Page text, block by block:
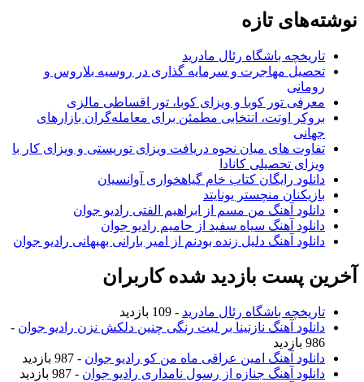
نوشته‌های تازه
تاریخچه باشگاه رئال مادرید
تحصیل مهاجرت و سرمایه گذاری در روسیه بلاروس و
رومانی
معرفی تور کوبا و ویزای کوبا، تور اقساطی مالزی
بروکر اوتت، انتخابی مطمئن برای معامله‌گران بازارهای
جهانی
تفاوت های میان نحوه دریافت ویزای توریستی و ویزای کار با
ویزای تحصیلی کانادا
دانلود رایگان کتاب خام گیاهخواری آوانسیان
بازیکنان منچستر یونایتد
دانلود آهنگ من مسم از ابراهیم الفتی رادیو جوان
دانلود آهنگ سیاه سفید از حامیم رادیو جوان
دانلود آهنگ دلیل زنده بودنم از امیر بارانی بهبهانی رادیو جوان
آخرین پست بازدید شده کاربران
تاریخچه باشگاه رئال مادرید - 109 بازدید
دانلود آهنگ نازنینا بر لبت رنگی چنین دلکش نزن رادیو جوان -
986 بازدید
دانلود آهنگ امین عراقی ماه من کو رادیو جوان - 987 بازدید
دانلود آهنگ جنازه از رسول نامداری رادیو جوان - 987 بازدید